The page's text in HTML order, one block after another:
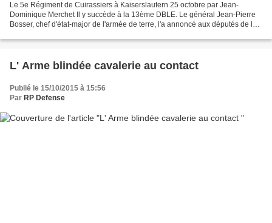
Le 5e Régiment de Cuirassiers à Kaiserslautern 25 octobre par Jean-
Dominique Merchet Il y succède à la 13ème DBLE. Le général Jean-Pierre
Bosser, chef d'état-major de l'armée de terre, l'a annoncé aux députés de la
L' Arme blindée cavalerie au contact
Publié le 15/10/2015 à 15:56
Par RP Defense